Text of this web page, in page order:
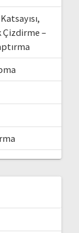
Çizdirme –